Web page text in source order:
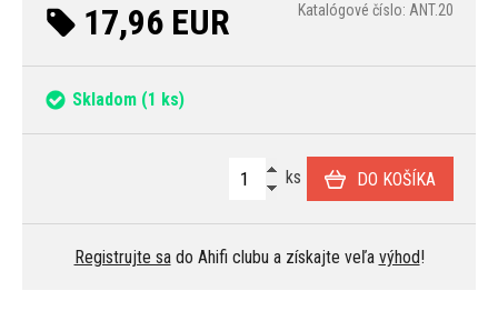
17,96 EUR Katalógové číslo: ANT.20
Skladom (1 ks)
ks DO KOŠÍKA
Registrujte sado Ahifi clubu a získajte veľa výhod!